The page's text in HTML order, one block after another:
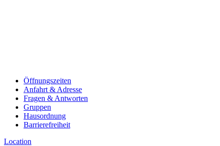
Öffnungszeiten
Anfahrt & Adresse
Fragen & Antworten
Gruppen
Hausordnung
Barrierefreiheit
Location